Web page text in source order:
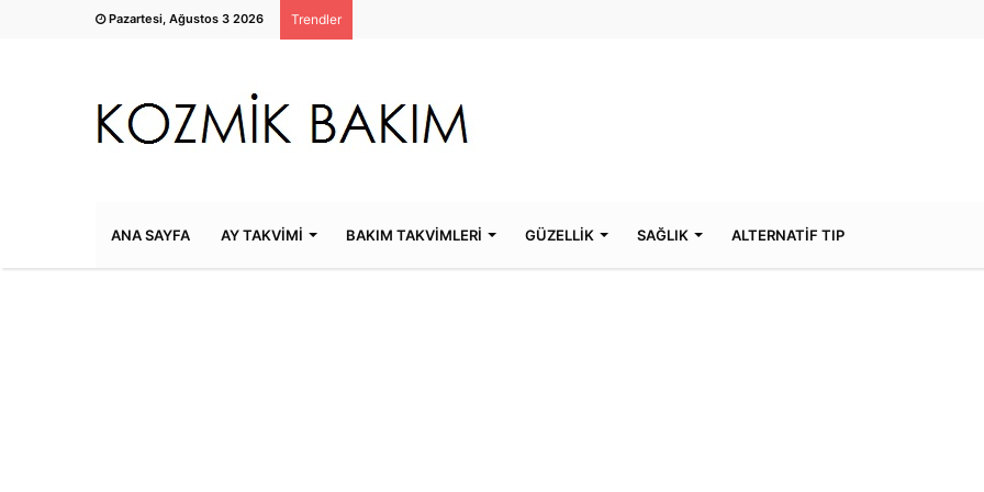
Pazartesi, Ağustos 3 2026 Trendler
ANA SAYFA AY TAKVİMİ BAKIM TAKVİMLERİ GÜZELLİK SAĞLIK ALTERNATİF TIP